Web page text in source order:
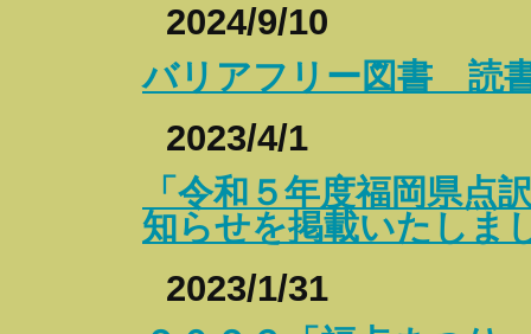
2024/9/10
バリアフリー図書 読
2023/4/1
「令和５年度福岡県点
知らせを掲載いたしま
2023/1/31